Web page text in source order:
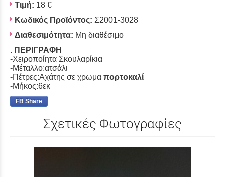
Τιμή: 18 €
Κωδικός Προϊόντος: Σ2001-3028
Διαθεσιμότητα: Μη διαθέσιμο
. ΠΕΡΙΓΡΑΦΗ
-Χειροποίητα Σκουλαρίκια
-Μέταλλο:ατσάλι
-Πέτρες:Αχάτης σε χρωμα πορτοκαλί
-Μήκος:6εκ
FB Share
Σχετικές Φωτογραφίες